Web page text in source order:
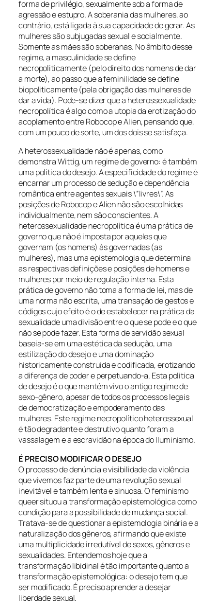
forma de privilégio, sexualmente sob a forma de
agressão e estupro. A soberania das mulheres, ao
contrário, está ligada à sua capacidade de gerar. As
mulheres são subjugadas sexual e socialmente.
Somente as mães são soberanas. No âmbito desse
regime, a masculinidade se define
necropoliticamente (pelo direito dos homens de dar
a morte), ao passo que a feminilidade se define
biopoliticamente (pela obrigação das mulheres de
dar a vida). Pode-se dizer que a heterossexualidade
necropolítica é algo como a utopia da erotização do
acoplamento entre Robocop e Alien, pensando que,
com um pouco de sorte, um dos dois se satisfaça.
A heterossexualidade não é apenas, como
demonstra Wittig, um regime de governo: é também
uma política do desejo. A especificidade do regime é
encarnar um processo de sedução e dependência
romântica entre agentes sexuais \”livres\”. As
posições de Robocop e Alien não são escolhidas
individualmente, nem são conscientes. A
heterossexualidade necropolítica é uma prática de
governo que não é imposta por aqueles que
governam (os homens) às governadas (as
mulheres), mas uma epistemologia que determina
as respectivas definições e posições de homens e
mulheres por meio de regulação interna. Esta
prática de governo não toma a forma de lei, mas de
uma norma não escrita, uma transação de gestos e
códigos cujo efeito é o de estabelecer na prática da
sexualidade uma divisão entre o que se pode e o que
não se pode fazer. Esta forma de servidão sexual
baseia-se em uma estética da sedução, uma
estilização do desejo e uma dominação
historicamente construída e codificada, erotizando
a diferença de poder e perpetuando-a. Esta política
de desejo é o que mantém vivo o antigo regime de
sexo-gênero, apesar de todos os processos legais
de democratização e empoderamento das
mulheres. Este regime necropolítico heterossexual
é tão degradante e destrutivo quanto foram a
vassalagem e a escravidão na época do Iluminismo.
É PRECISO MODIFICAR O DESEJO
O processo de denúncia e visibilidade da violência
que vivemos faz parte de uma revolução sexual
inevitável e também lenta e sinuosa. O feminismo
queer situou a transformação epistemológica como
condição para a possibilidade de mudança social.
Tratava-se de questionar a epistemologia binária e a
naturalização dos gêneros, afirmando que existe
uma multiplicidade irredutível de sexos, gêneros e
sexualidades. Entendemos hoje que a
transformação libidinal é tão importante quanto a
transformação epistemológica: o desejo tem que
ser modificado. É preciso aprender a desejar
liberdade sexual.